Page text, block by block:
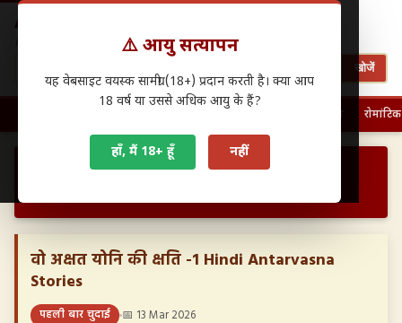
⚠️ आयु सत्यापन
यह वेबसाइट वयस्क सामग्री (18+) प्रदान करती है। क्या आप
18 वर्ष या उससे अधिक आयु के हैं?
हाँ, मैं 18+ हूँ नहीं
Antarwasna.in
Hindi Sex Stories – हिंदी सेक्स कहानियाँ
खोजें
रोमांटिक
पहली बार चुदाई
›
वो अक्षत योनि की क्षति -1 Hindi Antarvasna Stories…
वो अक्षत योनि की क्षति -1 Hindi Antarvasna
Stories
पहली बार चुदाई 📅 13 Mar 2026